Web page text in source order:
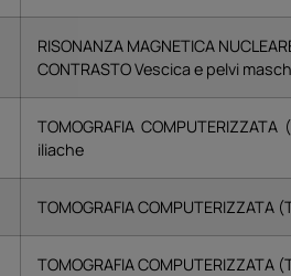
RISONANZA MAGNETICA
CONTRASTO Vescica e pelvi
TOMOGRAFIA
iliache
TOMOGRAFIA COMPUTERIZZATA
TOMOGRAFIA COMPUTERIZZATA